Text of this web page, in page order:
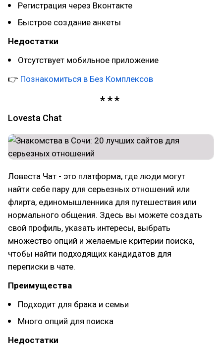
Регистрация через Вконтакте
Быстрое создание анкеты
Недостатки
Отсутствует мобильное приложение
👉 Познакомиться в Без Комплексов
Lovesta Chat
Ловеста Чат - это платформа, где люди могут
найти себе пару для серьезных отношений или
флирта, единомышленника для путешествия или
нормального общения. Здесь вы можете создать
свой профиль, указать интересы, выбрать
множество опций и желаемые критерии поиска,
чтобы найти подходящих кандидатов для
переписки в чате.
Преимущества
Подходит для брака и семьи
Много опций для поиска
Недостатки